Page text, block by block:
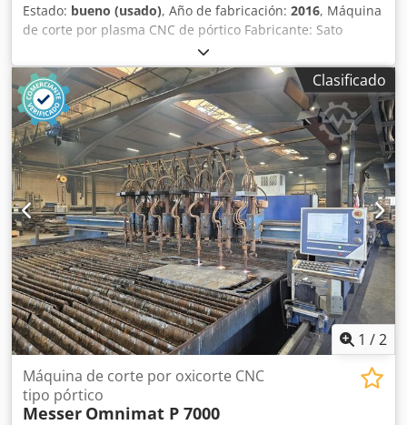
Estado: bueno (usado), Año de fabricación: 2016, Máquina
de corte por plasma CNC de pórtico Fabricante: Sato
Modelo: Satronik D5765 Año de fabricación: 2016 Control
CNC: Satocontrol CNC 3010 Ancho de vía: 5.750 mm 6
quemadores de corte autógeno sin carril de
desplazamiento sin mesa Dodpfegqkc Nex Anmskr sin
filtro 3826
Clasificado
1 /2
Máquina de corte por oxicorte CNC
tipo pórtico
Messer Omnimat P 7000